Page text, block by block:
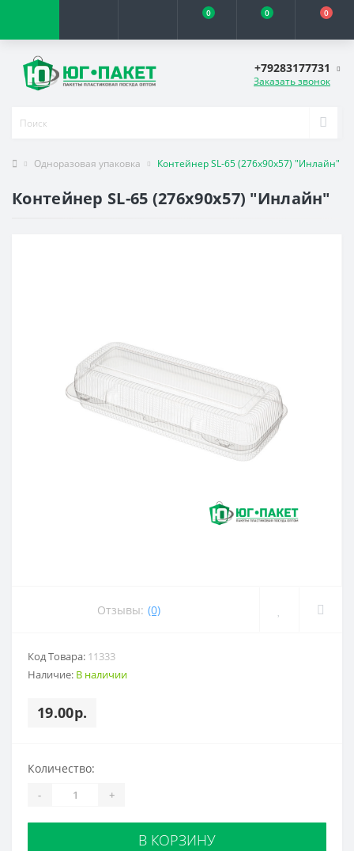
0 0 0
+79283177731
Заказать звонок
Одноразовая упаковка Контейнер SL-65 (276х90х57) "Инлайн"
Контейнер SL-65 (276х90х57) "Инлайн"
Отзывы: (0)
Код Товара: 11333
Наличие: В наличии
19.00р.
Количество:
- +
В КОРЗИНУ